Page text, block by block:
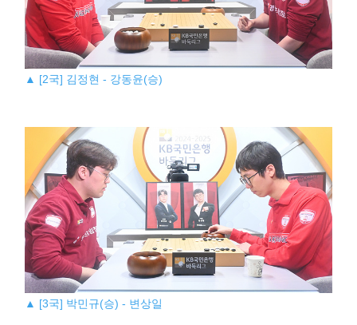
▲ [2국] 김정현 - 강동윤(승)
▲ [3국] 박민규(승) - 변상일